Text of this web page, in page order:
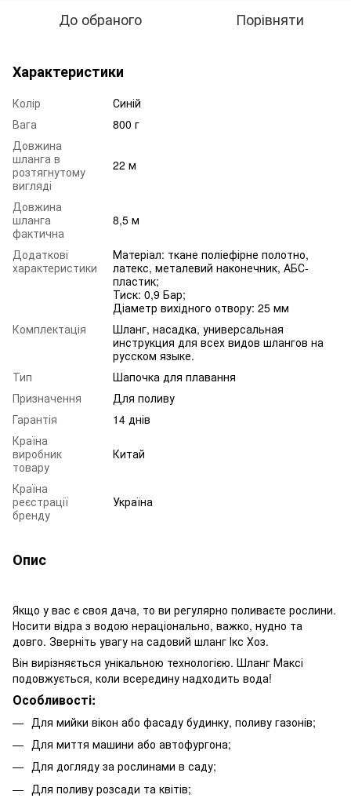
До обраного Порівняти
Характеристики
Колір
Синій
Вага
800 г
Довжина
шланга в
розтягнутому
вигляді
22 м
Довжина
шланга
фактична
8,5 м
Додаткові
характеристики
Матеріал: ткане поліефірне полотно,
латекс, металевий наконечник, АБС-
пластик;
Тиск: 0,9 Бар;
Діаметр вихідного отвору: 25 мм
Комплектація
Шланг, насадка, универсальная
инструкция для всех видов шлангов на
русском языке.
Тип
Шапочка для плавання
Призначення
Для поливу
Гарантія
14 днів
Країна
виробник
товару
Китай
Країна
реєстрації
бренду
Україна
Опис
Якщо у вас є своя дача, то ви регулярно поливаєте рослини.
Носити відра з водою нераціонально, важко, нудно та
довго. Зверніть увагу на садовий шланг Ікс Хоз.
Він вирізняється унікальною технологією. Шланг Максі
подовжується, коли всередину надходить вода!
Особливості:
Для мийки вікон або фасаду будинку, поливу газонів;
Для миття машини або автофургона;
Для догляду за рослинами в саду;
Для поливу розсади та квітів;